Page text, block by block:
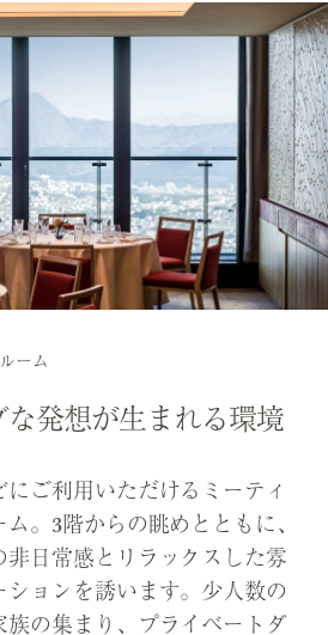
ーム
な発想が生まれる環境
ご利用いただけるミーティ
。3階からの眺めとともに、
非日常感とリラックスした雰
ョンを誘います。少人数の
族の集まり、プライベートダ